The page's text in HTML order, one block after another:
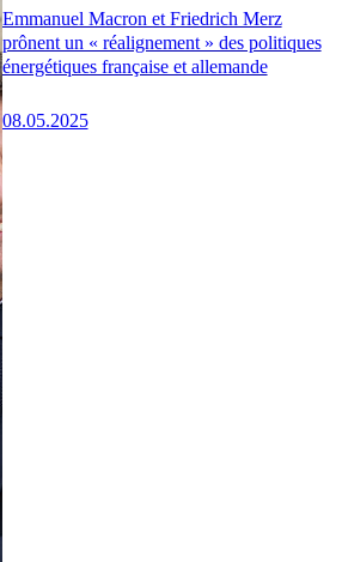
Emmanuel Macron et Friedrich Merz
prônent un « réalignement » des politiques
énergétiques française et allemande
08.05.2025